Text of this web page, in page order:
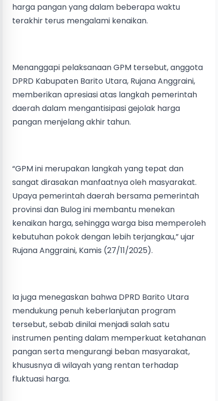
harga pangan yang dalam beberapa waktu
terakhir terus mengalami kenaikan.
Menanggapi pelaksanaan GPM tersebut, anggota
DPRD Kabupaten Barito Utara, Rujana Anggraini,
memberikan apresiasi atas langkah pemerintah
daerah dalam mengantisipasi gejolak harga
pangan menjelang akhir tahun.
“GPM ini merupakan langkah yang tepat dan
sangat dirasakan manfaatnya oleh masyarakat.
Upaya pemerintah daerah bersama pemerintah
provinsi dan Bulog ini membantu menekan
kenaikan harga, sehingga warga bisa memperoleh
kebutuhan pokok dengan lebih terjangkau,” ujar
Rujana Anggraini, Kamis (27/11/2025).
Ia juga menegaskan bahwa DPRD Barito Utara
mendukung penuh keberlanjutan program
tersebut, sebab dinilai menjadi salah satu
instrumen penting dalam memperkuat ketahanan
pangan serta mengurangi beban masyarakat,
khususnya di wilayah yang rentan terhadap
fluktuasi harga.